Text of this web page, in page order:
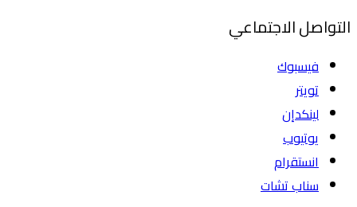
التواصل الاجتماعي
فيسبوك
تويتر
لينكدإن
يوتيوب
انستقرام
سناب تشات